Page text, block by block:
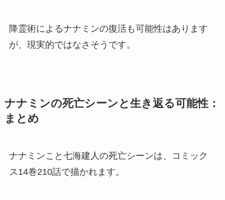
降霊術によるナナミンの復活も可能性はあります
が、現実的ではなさそうです。
ナナミンの死亡シーンと生き返る可能性：
まとめ
ナナミンこと七海建人の死亡シーンは、コミック
ス14巻210話で描かれます。